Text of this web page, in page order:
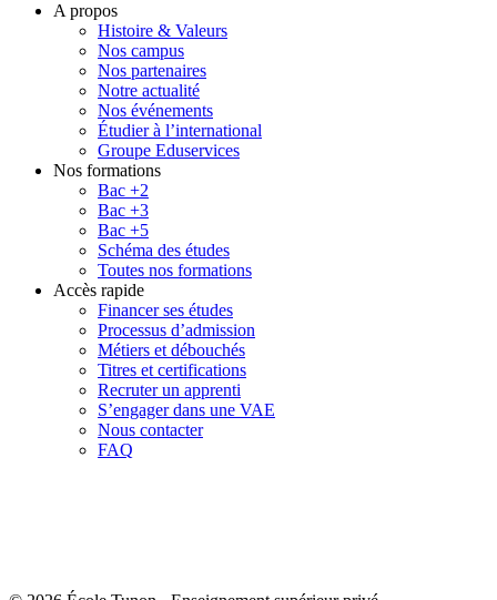
A propos
Histoire & Valeurs
Nos campus
Nos partenaires
Notre actualité
Nos événements
Étudier à l’international
Groupe Eduservices
Nos formations
Bac +2
Bac +3
Bac +5
Schéma des études
Toutes nos formations
Accès rapide
Financer ses études
Processus d’admission
Métiers et débouchés
Titres et certifications
Recruter un apprenti
S’engager dans une VAE
Nous contacter
FAQ